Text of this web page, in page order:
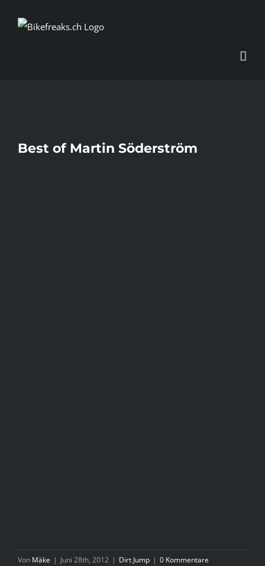
Inhalt
Best of Martin Söderström
Von Mäke | Juni 28th, 2012 | Dirt Jump | 0 Kommentare